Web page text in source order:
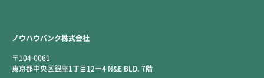
ノウハウバンク株式会社
〒104-0061
東京都中央区銀座1丁目12ー4 N&E BLD. 7階